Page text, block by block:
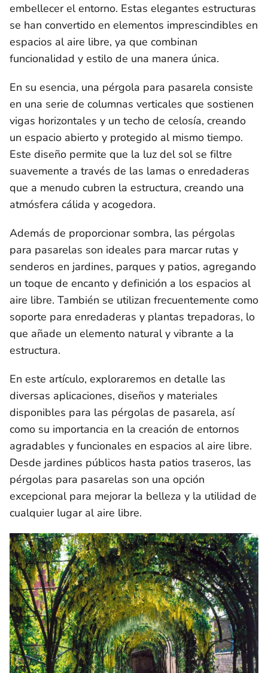
embellecer el entorno. Estas elegantes estructuras
se han convertido en elementos imprescindibles en
espacios al aire libre, ya que combinan
funcionalidad y estilo de una manera única.
En su esencia, una pérgola para pasarela consiste
en una serie de columnas verticales que sostienen
vigas horizontales y un techo de celosía, creando
un espacio abierto y protegido al mismo tiempo.
Este diseño permite que la luz del sol se filtre
suavemente a través de las lamas o enredaderas
que a menudo cubren la estructura, creando una
atmósfera cálida y acogedora.
Además de proporcionar sombra, las pérgolas
para pasarelas son ideales para marcar rutas y
senderos en jardines, parques y patios, agregando
un toque de encanto y definición a los espacios al
aire libre. También se utilizan frecuentemente como
soporte para enredaderas y plantas trepadoras, lo
que añade un elemento natural y vibrante a la
estructura.
En este artículo, exploraremos en detalle las
diversas aplicaciones, diseños y materiales
disponibles para las pérgolas de pasarela, así
como su importancia en la creación de entornos
agradables y funcionales en espacios al aire libre.
Desde jardines públicos hasta patios traseros, las
pérgolas para pasarelas son una opción
excepcional para mejorar la belleza y la utilidad de
cualquier lugar al aire libre.